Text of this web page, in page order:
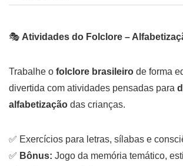
🎭 Atividades do Folclore –
Trabalhe o folclore brasileiro de forma
divertida com atividades pensadas para
alfabetização das crianças.
✅ Exercícios para letras, sílabas e
✅ Bônus: Jogo da memória temático,